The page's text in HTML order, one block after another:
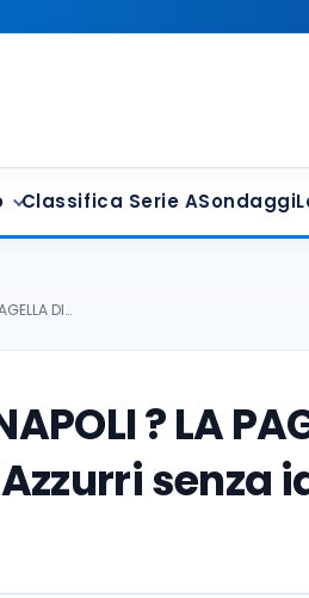
Classifica Serie ASondaggi
DI…
? LA
senza